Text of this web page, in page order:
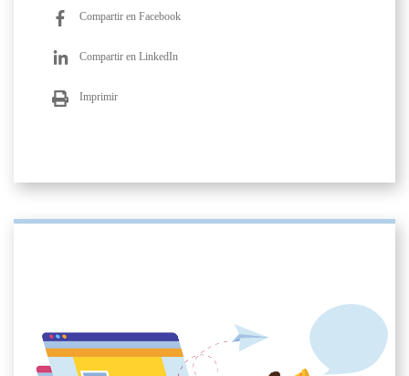
Compartir en Facebook
Compartir en LinkedIn
Imprimir